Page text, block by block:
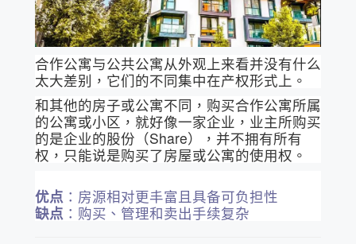
合作公寓与公共公寓从外观上来看并没有什么
太大差别，它们的不同集中在产权形式上。
和其他的房子或公寓不同，购买合作公寓所属
的公寓或小区，就好像一家企业，业主所购买
的是企业的股份（Share），并不拥有所有
权，只能说是购买了房屋或公寓的使用权。
优点 ：房源相对更丰富且具备可负担性
缺点 ：购买、管理和卖出手续复杂